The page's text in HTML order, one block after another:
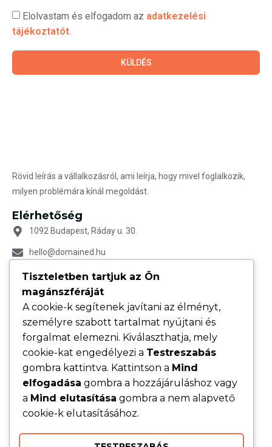
Elolvastam és elfogadom az adatkezelési
tájékoztatót.
KÜLDÉS
Rövid leírás a vállalkozásról, ami leírja, hogy mivel foglalkozik,
milyen problémára kínál megoldást.
Elérhetőség
1092 Budapest, Ráday u. 30.
hello@domained.hu
+36 70 123 4567
Nyitvatartás
H–P: 09:00–16:00
SZ–V: ZÁRVA
Oldalak
Főoldal
Szolgáltatások
Blog
Rólunk
Tiszteletben tartjuk az Ön
magánszféráját
A cookie-k segítenek javítani az élményt,
személyre szabott tartalmat nyújtani és
forgalmat elemezni. Kiválaszthatja, mely
cookie-kat engedélyezi a Testreszabás
gombra kattintva. Kattintson a Mind
elfogadása gombra a hozzájáruláshoz vagy
a Mind elutasítása gombra a nem alapvető
cookie-k elutasításához.